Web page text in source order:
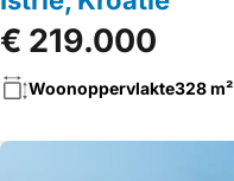
€ 219.000
Woonoppervlakte328 m²